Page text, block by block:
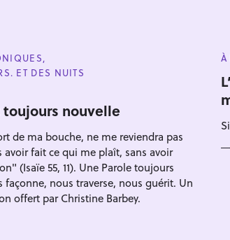
ET DES NUITS
toujours nouvelle
de ma bouche, ne me reviendra pas
avoir fait ce qui me plaît, sans avoir
(Isaïe 55, 11). Une Parole toujours
façonne, nous traverse, nous guérit. Un
offert par Christine Barbey.
C
T
E
G
O
I
S
À
a
r
h
f
o
r
: